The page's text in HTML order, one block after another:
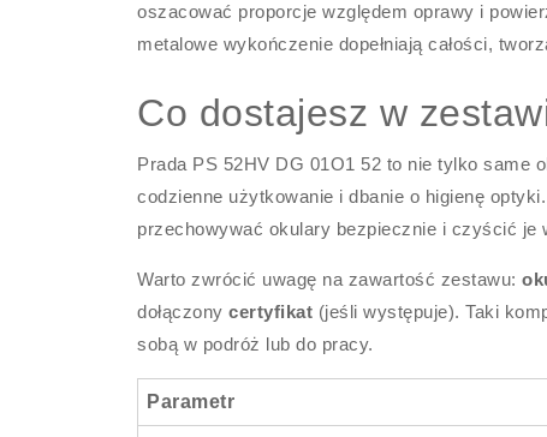
oszacować proporcje względem oprawy i
metalowe wykończenie dopełniają całości,
Co dostajesz w
Prada PS 52HV DG 01O1 52 to nie tylko same
codzienne użytkowanie i dbanie o higienę
przechowywać okulary bezpiecznie i czyścić je
Warto zwrócić uwagę na zawartość zestawu:
dołączonycertyfikat (jeśli występuje). Taki
sobą w podróż lub do pracy.
Parametr